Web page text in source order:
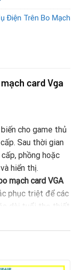
Điện Trên Bo Mạch
card Vga
cho game thủ
Sau thời gian
phồng hoặc
hiển thị.
mạch card VGA
phục triệt để các
dài tuổi thọ thiết